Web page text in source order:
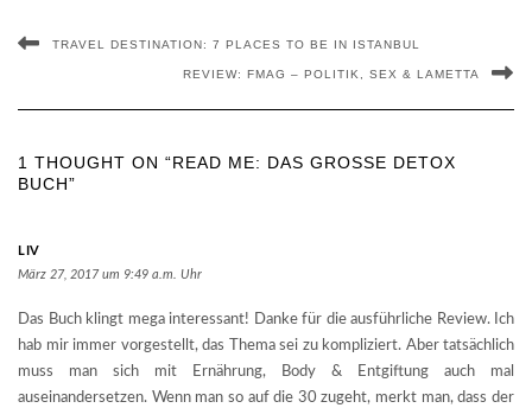
TRAVEL DESTINATION: 7 PLACES TO BE IN ISTANBUL
REVIEW: FMAG – POLITIK, SEX & LAMETTA
1 THOUGHT ON “READ ME: DAS GROSSE DETOX
BUCH”
LIV
März 27, 2017 um 9:49 a.m. Uhr
Das Buch klingt mega interessant! Danke für die ausführliche Review. Ich
hab mir immer vorgestellt, das Thema sei zu kompliziert. Aber tatsächlich
muss man sich mit Ernährung, Body & Entgiftung auch mal
auseinandersetzen. Wenn man so auf die 30 zugeht, merkt man, dass der